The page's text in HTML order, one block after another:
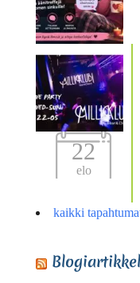
22
elo
kaikki